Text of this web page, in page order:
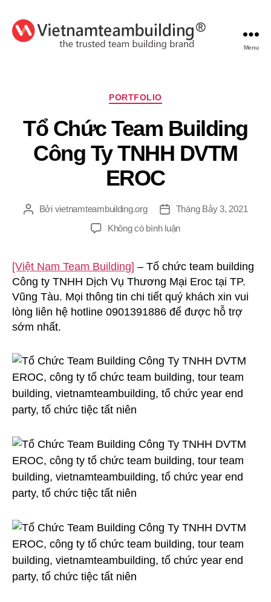
Menu
Chuyên
PORTFOLIO
Tổ Chức Team Building
Công Ty TNHH DVTM
EROC
TácBởi vietnamteambuilding.org
Ngày
đăng
Tháng Bảy 3, 2021
Không có bình luậnở
Team
Building
Công
Ty
TNHH
[Việt Nam Team Building] – Tổ chức team building
Công ty TNHH Dịch Vụ Thương Mại Eroc tại TP.
Vũng Tàu. Mọi thông tin chi tiết quý khách xin vui
lòng liên hệ hotline 0901391886 để được hỗ trợ
sớm nhất.